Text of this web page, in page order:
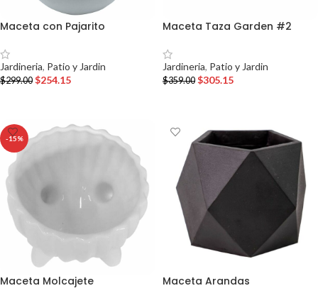
Maceta con Pajarito
Jardineria, Patio y Jardin
$299.00 $254.15
Maceta Taza Garden #2
Jardineria, Patio y Jardin
$359.00 $305.15
-15%
Maceta Molcajete Maceta Arandas